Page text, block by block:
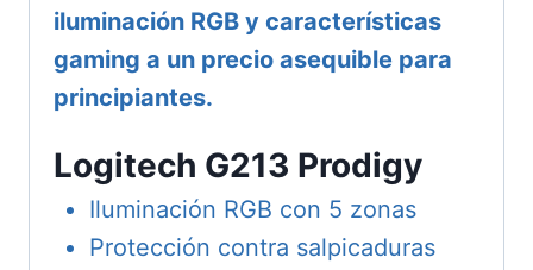
iluminación RGB y características
gaming a un precio asequible para
principiantes.
Logitech G213 Prodigy
Iluminación RGB con 5 zonas
Protección contra salpicaduras